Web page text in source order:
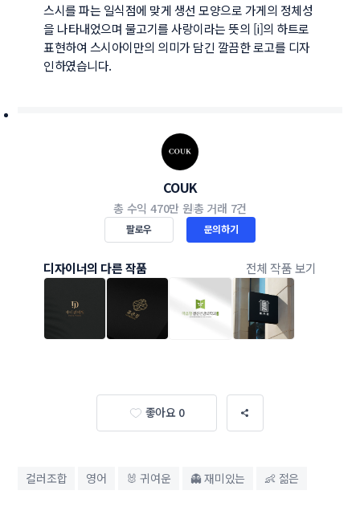
스시를 파는 일식점에 맞게 생선 모양으로 가게의 정체성
을 나타내었으며 물고기를 사랑이라는 뜻의 [i]의 하트로
표현하여 스시아이만의 의미가 담긴 깔끔한 로고를 디자
인하였습니다.
COUK
총 수익 470만 원총 거래 7건
팔로우 문의하기
디자이너의 다른 작품 전체 작품 보기
좋아요 0
컬러조합 영어 🐰 귀여운 👻 재미있는 👶 젊은